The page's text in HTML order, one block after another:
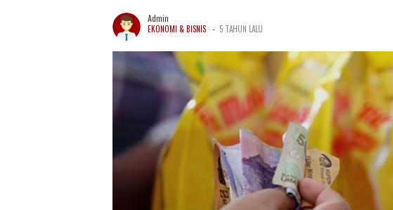
Admin
EKONOMI & BISNIS - 5 TAHUN LALU